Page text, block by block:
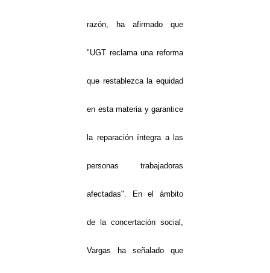
razón, ha afirmado que
"UGT reclama una reforma
que restablezca la equidad
en esta materia y garantice
la reparación íntegra a las
personas trabajadoras
afectadas". En el ámbito
de la concertación social,
Vargas ha señalado que